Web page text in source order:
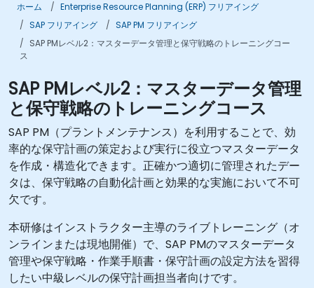
ホーム
Enterprise Resource Planning (ERP) フリアイング
SAP フリアイング
SAP PM フリアイング
SAP PMレベル2：マスターデータ管理と保守戦略のトレーニングコー
ス
SAP PMレベル2：マスターデータ管理
と保守戦略のトレーニングコース
SAP PM（プラントメンテナンス）を利用することで、効
率的な保守計画の策定および実行に役立つマスターデータ
を作成・構造化できます。正確かつ適切に管理されたデー
タは、保守戦略の自動化計画と効果的な実施において不可
欠です。
本研修はインストラクター主導のライブトレーニング（オ
ンラインまたは現地開催）で、SAP PMのマスターデータ
管理や保守戦略・作業手順書・保守計画の設定方法を習得
したい中級レベルの保守計画担当者向けです。